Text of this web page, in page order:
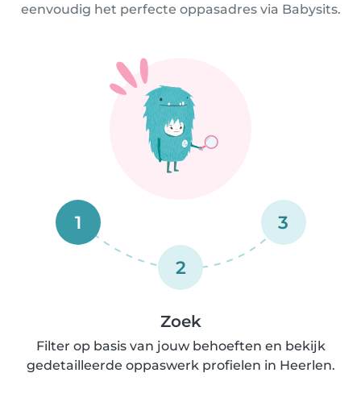
eenvoudig het perfecte oppasadres via Babysits.
1
2
3
Zoek
Filter op basis van jouw behoeften en bekijk
gedetailleerde oppaswerk profielen in Heerlen.